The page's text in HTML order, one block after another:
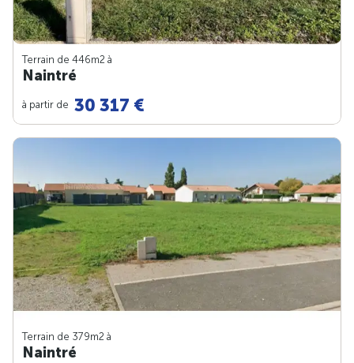
Terrain de 446m2 à
Naintré
à partir de 30 317 €
Terrain de 379m2 à
Naintré